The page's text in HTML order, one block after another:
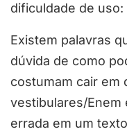
dificuldade de uso:
Existem palavras
dúvida de como
costumam cair em
vestibulares/Enem
errada em um